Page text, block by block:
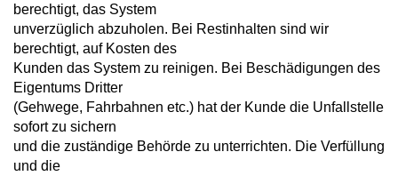
berechtigt, das System
unverzüglich abzuholen. Bei Restinhalten sind wir
berechtigt, auf Kosten des
Kunden das System zu reinigen. Bei Beschädigungen des
Eigentums Dritter
(Gehwege, Fahrbahnen etc.) hat der Kunde die Unfallstelle
sofort zu sichern
und die zuständige Behörde zu unterrichten. Die Verfüllung
und die